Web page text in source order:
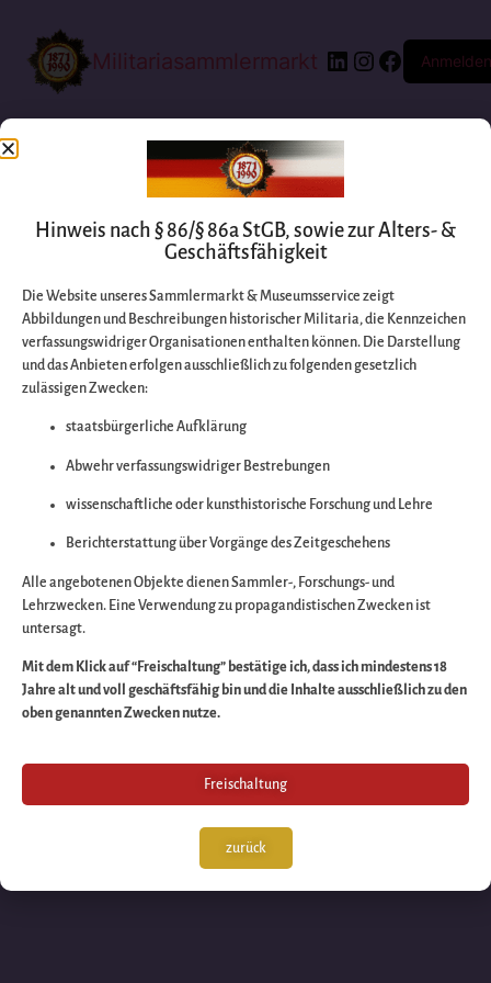
Militariasammlermarkt Anmelden
Entschuldigen Sie
bitte die
Wir arbeiten an
großartigen Sache
schauen Sie bald
wieder vorbei!
Hinweis nach § 86/§ 86a StGB, sowie zur Alters- &
Geschäftsfähigkeit
Die Website unseres Sammlermarkt & Museumsservice zeigt
Abbildungen und Beschreibungen historischer Militaria, die Kennzeichen
verfassungswidriger Organisationen enthalten können. Die Darstellung
und das Anbieten erfolgen ausschließlich zu folgenden gesetzlich
zulässigen Zwecken:
staatsbürgerliche Aufklärung
Abwehr verfassungswidriger Bestrebungen
wissenschaftliche oder kunsthistorische Forschung und Lehre
Berichterstattung über Vorgänge des Zeitgeschehens
Alle angebotenen Objekte dienen Sammler-, Forschungs- und
Lehrzwecken. Eine Verwendung zu propagandistischen Zwecken ist
untersagt.
Mit dem Klick auf “Freischaltung” bestätige ich, dass ich mindestens 18
Jahre alt und voll geschäftsfähig bin und die Inhalte ausschließlich zu den
oben genannten Zwecken nutze.
Freischaltung
zurück